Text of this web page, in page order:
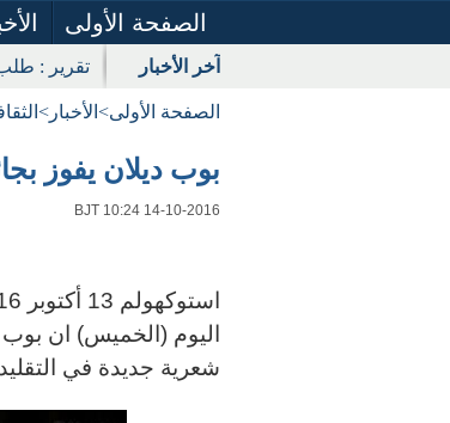
الصفحة الأولى
آخر الأخبار تقرير :
الصفحة الأولى> الأخبار >
بوب ديلان يفوز
BJT 10:24 14-10-2016
شعرية جديدة في التقليد